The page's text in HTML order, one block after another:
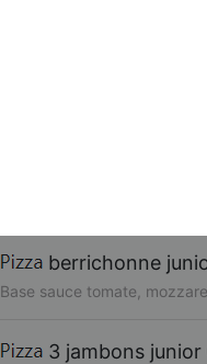
berrichonne
Base sauce tomate,
3 jambons junior